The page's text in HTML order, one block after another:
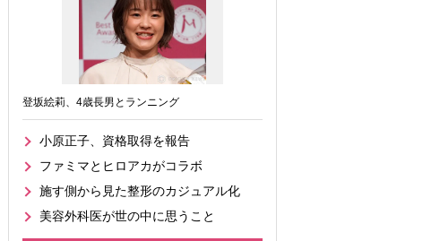
登坂絵莉、4歳長男とランニング
小原正子、資格取得を報告
ファミマとヒロアカがコラボ
施す側から見た整形のカジュアル化
美容外科医が世の中に思うこと